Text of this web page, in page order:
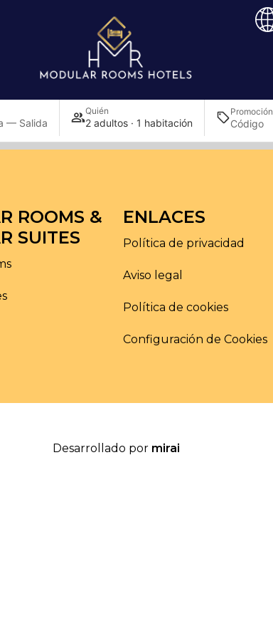
— Salida
Quién
2 adultos · 1 habitación
Promoción
ROOMS &
SUITES
ENLACES
Política de privacidad
Aviso legal
Política de cookies
Configuración de Cookies
Desarrollado por mirai